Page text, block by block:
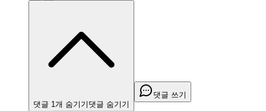
댓글 1개 숨기기 댓글 숨기기
댓글 쓰기